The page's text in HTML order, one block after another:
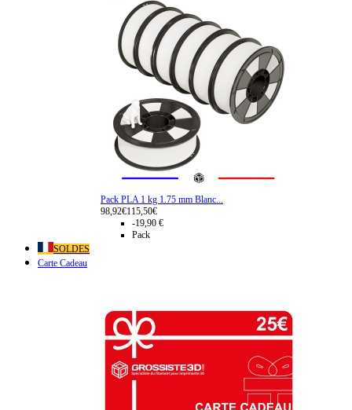
Pack PLA 1 kg 1.75 mm Blanc...
98,92€115,50€
-19,90 €
Pack
SOLDES
Carte Cadeau